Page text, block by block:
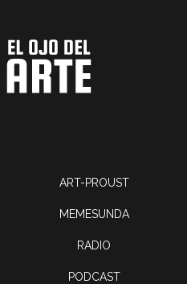
ART-PROUST
MEMESUNDA
RADIO
PODCAST